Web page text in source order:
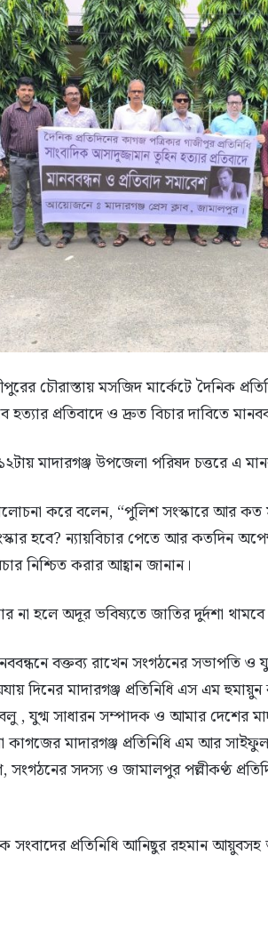
চৌরাস্তায় মসজিদ মার্কেটে দৈনিক
প্রতিবাদে ও দ্রুত বিচার দাবিতে
মাদারগঞ্জ উপজেলা পরিষদ চত্তরে এ
করে বলেন, “পুলিশ সংস্কারে আর
হবে? ন্যায়বিচার পেতে আর কতদিন
নিশ্চিত করার আহ্বান জানান।
না হলে অদূর ভবিষ্যতে জাতির দুর্দশা থামবে
বক্তব্য রাখেন সংগঠনের সভাপতি ও
দিনের মাদারগঞ্জ প্রতিনিধি এস এম
, যুগ্ম সাধারন সম্পাদক ও আমার দেশের
মাদারগঞ্জ প্রতিনিধি এম আর
সদস্য ও জামালপুর পল্লীকণ্ঠ
প্রতিনিধি আনিছুর রহমান